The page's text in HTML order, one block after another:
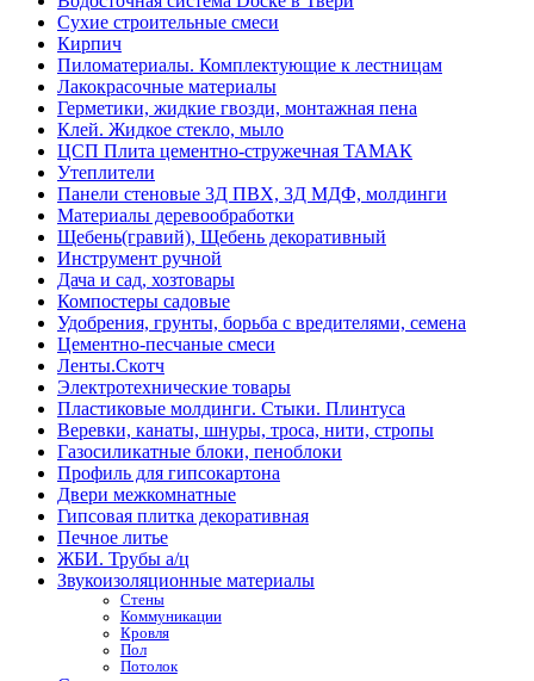
Сухие строительные смеси
Кирпич
Пиломатериалы. Комплектующие к лестницам
Лакокрасочные материалы
Герметики, жидкие гвозди, монтажная пена
Клей. Жидкое стекло, мыло
ЦСП Плита цементно-стружечная ТАМАК
Утеплители
Панели стеновые 3Д ПВХ, 3Д МДФ, молдинги
Материалы деревообработки
Щебень(гравий), Щебень декоративный
Инструмент ручной
Дача и сад, хозтовары
Компостеры садовые
Удобрения, грунты, борьба с вредителями, семена
Цементно-песчаные смеси
Ленты.Скотч
Электротехнические товары
Пластиковые молдинги. Стыки. Плинтуса
Веревки, канаты, шнуры, троса, нити, стропы
Газосиликатные блоки, пеноблоки
Профиль для гипсокартона
Двери межкомнатные
Гипсовая плитка декоративная
Печное литье
ЖБИ. Трубы а/ц
Звукоизоляционные материалы
Стены
Коммуникации
Кровля
Пол
Потолок